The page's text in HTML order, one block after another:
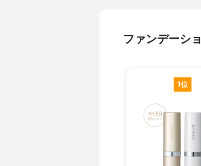
ファンデーシ
1位